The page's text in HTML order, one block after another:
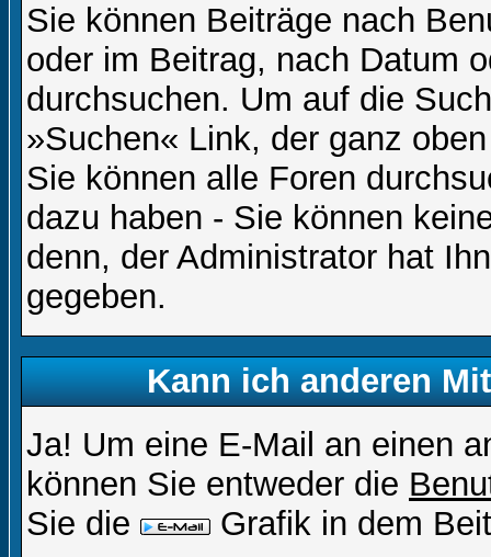
Sie können Beiträge nach
oder im Beitrag, nach Datum
durchsuchen. Um auf die
»Suchen« Link, der ganz
Sie können alle Foren
dazu haben - Sie können
denn, der Administrator hat
gegeben.
Kann ich anderen
Ja! Um eine E-Mail an einen
können Sie entweder die
Sie die
Grafik in dem